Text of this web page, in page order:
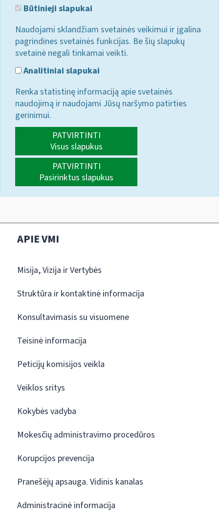
Būtinieji slapukai
Naudojami sklandžiam svetainės veikimui ir įgalina
pagrindines svetainės funkcijas. Be šių slapukų
svetainė negali tinkamai veikti.
Analitiniai slapukai
Renka statistinę informaciją apie svetainės
naudojimą ir naudojami Jūsų naršymo patirties
gerinimui.
PATVIRTINTI
Visus slapukus
PATVIRTINTI
Pasirinktus slapukus
APIE VMI
Misija, Vizija ir Vertybės
Struktūra ir kontaktinė informacija
Konsultavimasis su visuomene
Teisinė informacija
Peticijų komisijos veikla
Veiklos sritys
Kokybės vadyba
Mokesčių administravimo procedūros
Korupcijos prevencija
Pranešėjų apsauga. Vidinis kanalas
Administracinė informacija